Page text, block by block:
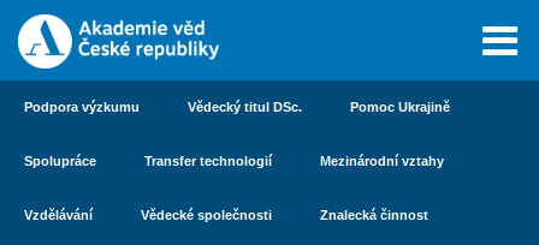
Podpora výzkumu Vědecký titul DSc. Pomoc Ukrajině
Spolupráce Transfer technologií Mezinárodní vztahy
Vzdělávání Vědecké společnosti Znalecká činnost